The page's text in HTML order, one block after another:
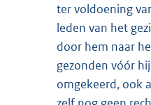
ter voldoening
leden van het
door hem naar
gezonden vóór
omgekeerd, ook